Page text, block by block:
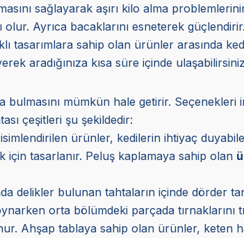
sağlayarak aşırı kilo alma
Ayrıca bacaklarını esneterek güçlendirir.
tasarımlara sahip olan ürünler arasında
aradığınıza kısa süre içinde
bulmasını mümkün hale getirir.
çeşitleri şu şekildedir:
ürünler, kedilerin ihtiyaç
için tasarlanır. Peluş kaplamaya sahip olan
delikler bulunan tahtaların içinde dörder
orta bölümdeki parçada tırnaklarını
Ahşap tablaya sahip olan ürünler, keten